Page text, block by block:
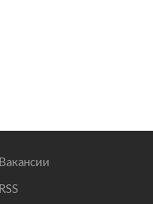
Вакансии
RSS